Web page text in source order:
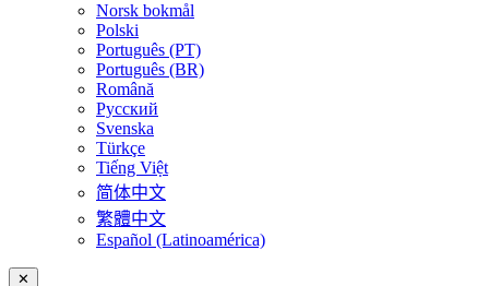
Norsk bokmål
Polski
Português (PT)
Português (BR)
Română
Русский
Svenska
Türkçe
Tiếng Việt
简体中文
繁體中文
Español (Latinoamérica)
✕